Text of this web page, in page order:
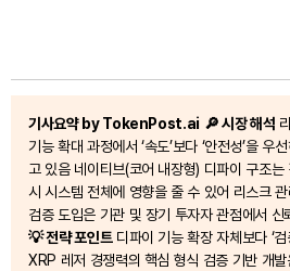
기사요약 by TokenPost.ai 🔎 시장 해석
기능 확대 과정에서 ‘속도’보다 ‘안전성’을 우
고 있음 네이티브(코어 내장형) 디파이 구조
시 시스템 전체에 영향을 줄 수 있어 리스크
검증 도입은 기관 및 장기 투자자 관점에서
💡 전략 포인트디파이 기능 확장 자체보다 ‘
XRP 레저 경쟁력의 핵심 형식 검증 기반 개